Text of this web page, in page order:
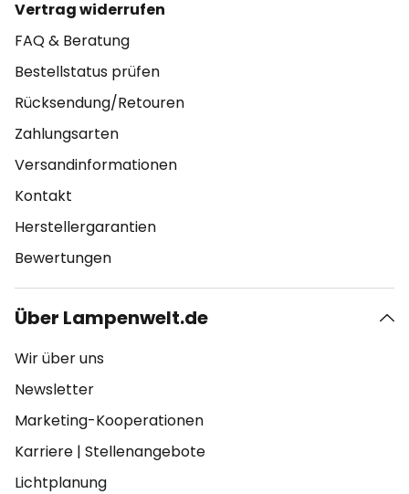
Vertrag widerrufen
FAQ & Beratung
Bestellstatus prüfen
Rücksendung/Retouren
Zahlungsarten
Versandinformationen
Kontakt
Herstellergarantien
Bewertungen
Über Lampenwelt.de
Wir über uns
Newsletter
Marketing-Kooperationen
Karriere | Stellenangebote
Lichtplanung